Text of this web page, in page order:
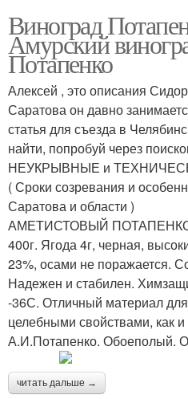
Виноград
Амурский
Потапенко
Алексей , это описания
Саратова он давно
статья для съезда в
найти, попробуй через
НЕУКРЫВНЫЕ и
( Сроки созревания и
Саратова и области )
АМЕТИСТОВЫЙ ПОТАПЕНКО.
400г. Ягода 4г, черная,
23%, осами не поражается.
Надежен и стабилен.
-36С. Отличный материал
целебными свойствами, как
А.И.Потапенко. Обоеполый.
читать дальше →